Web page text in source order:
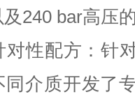
240 bar高压
对性配方：针
同介质开发了